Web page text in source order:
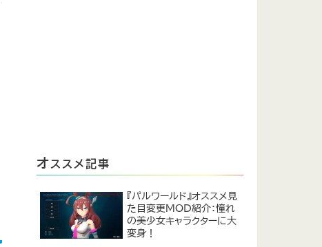
オ ススメ記事
『パルワールド』オススメ見
た目変更MOD紹介：憧れ
の美少女キャラクターに大
変身！